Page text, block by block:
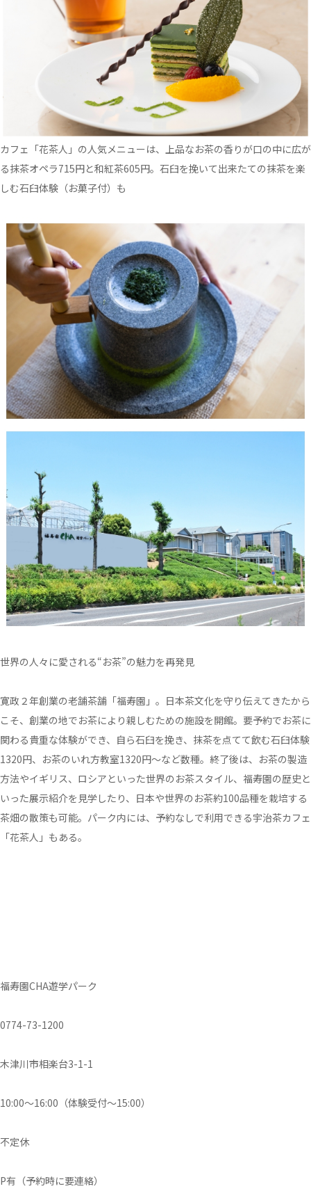
カフェ「花茶人」の人気メニューは、上品なお茶の香りが口の中に広が
る抹茶オペラ715円と和紅茶605円。石臼を挽いて出来たての抹茶を楽
しむ石臼体験（お菓子付）も
世界の人々に愛される“お茶”の魅力を再発見
寛政２年創業の老舗茶舗「福寿園」。日本茶文化を守り伝えてきたから
こそ、創業の地でお茶により親しむための施設を開館。要予約でお茶に
関わる貴重な体験ができ、自ら石臼を挽き、抹茶を点てて飲む石臼体験
1320円、お茶のいれ方教室1320円～など数種。終了後は、お茶の製造
方法やイギリス、ロシアといった世界のお茶スタイル、福寿園の歴史と
いった展示紹介を見学したり、日本や世界のお茶約100品種を栽培する
茶畑の散策も可能。パーク内には、予約なしで利用できる宇治茶カフェ
「花茶人」もある。
福寿園CHA遊学パーク
0774-73-1200
木津川市相楽台3-1-1
10:00～16:00（体験受付～15:00）
不定休
P有（予約時に要連絡）